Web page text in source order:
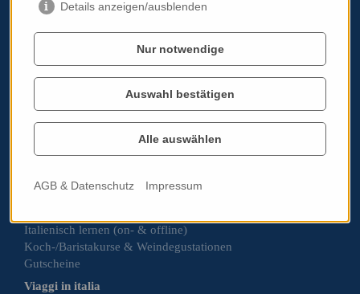
Werben auf italissimo.at
Cookie Einstellungen bearbeiten
Italoviel
Über mich
Italienisch lernen (on- & offline)
Koch-/Baristakurse & Weindegustationen
Gutscheine
Viaggi in italia
Details anzeigen/ausblenden
Nur notwendige
Auswahl bestätigen
Alle auswählen
AGB & Datenschutz Impressum